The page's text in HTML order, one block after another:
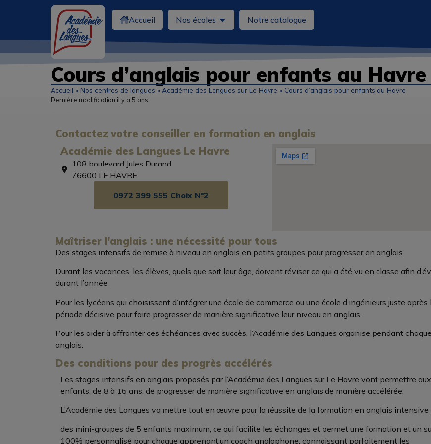
Accueil Nos écoles Notre catalogue
Cours d’anglais pour enfants au Havre
Accueil » Nos centres de langues » Académie des Langues sur Le Havre » Cours d’anglais pour enfants au Havre
Dernière modification il y a 5 ans
Contactez votre conseiller en formation en anglais
Académie des Langues Le Havre
108 boulevard Jules Durand
76600 LE HAVRE
0972 399 555 Choix N°2
Maîtriser l'anglais : une nécessité pour tous
Des stages intensifs de remise à niveau en anglais en petits groupes pour progresser en anglais.
Durant les vacances, les élèves, quels que soit leur âge, doivent réviser ce qui a été vu en classe afin
durant l’année.
Pour les lycéens qui choisissent d’intégrer une école de commerce ou une école d’ingénieurs juste
période décisive pour faire progresser de manière significative leur niveau en anglais.
Pour les aider à affronter ces échéances avec succès, l’Académie des Langues organise pendant
anglais.
Des conditions pour des progrès accélérés
Les stages intensifs en anglais proposés par l’Académie des Langues sur Le Havre vont permettre aux
enfants, de 8 à 16 ans, de progresser de manière significative en anglais de manière accélérée.
L’Académie des Langues va mettre tout en œuvre pour la réussite de la formation en anglais intensive :
des mini-groupes de 5 enfants maximum, ce qui facilite les échanges et permet une formation et un
100% personnalisé pour chaque apprenant,un coach anglophone, connaissant parfaitement les